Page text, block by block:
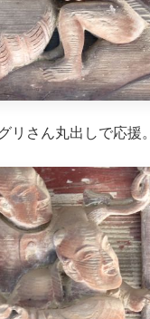
さん丸出しで応援。